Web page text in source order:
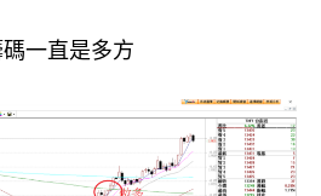
一直是多方